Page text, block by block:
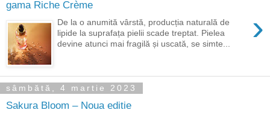
gama Riche Crème
›
De la o anumită vârstă, producția naturală de
lipide la suprafața pielii scade treptat. Pielea
devine atunci mai fragilă și uscată, se simte...
sâmbătă, 4 martie 2023
Sakura Bloom – Noua editie